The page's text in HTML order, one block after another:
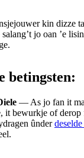
kin dizze
jo oan ’e
betingsten:
— As jo fan it
it bewurkje of derop
ûnder